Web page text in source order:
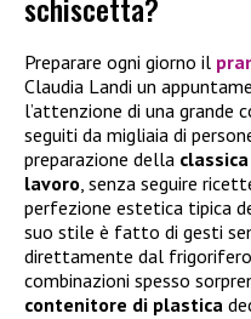
Preparare ogni giorno il
Claudia Landi un
l’attenzione di una grande
seguiti da migliaia di
preparazione della
lavoro, senza seguire
perfezione estetica tipica
suo stile è fatto di gesti
direttamente dal
combinazioni spesso
contenitore di plastica